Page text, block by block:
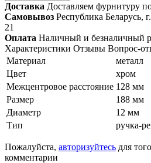
Доставка Доставляем фурнитуру
Самовывоз Республика Беларусь,
21
Оплата Наличный и безналичный
Характеристики Отзывы Вопрос-
Материал
металл
Цвет
хром
Межцентровое расстояние 128 мм
Размер
188 мм
Диаметр
12 мм
Тип
ручка-
Пожалуйста, авторизуйтесь для
комментарии